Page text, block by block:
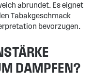
abrundet. Es eignet
Tabakgeschmack
bevorzugen.
DAMPFEN?